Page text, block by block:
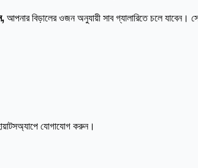
আপনার বিড়ালের ওজন অনুযায়ী সাব গ্যালারিতে চলে যাবেন।
যোগাযোগ করুন।